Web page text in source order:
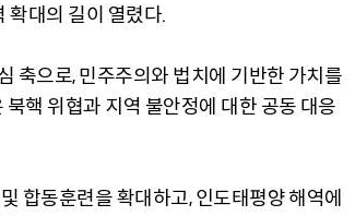
확대의 길이 열렸다.
축으로, 민주주의와 법치에 기반한 가치를
핵 위협과 지역 불안정에 대한 공동 대응
합동훈련을 확대하고, 인도태평양 해역에